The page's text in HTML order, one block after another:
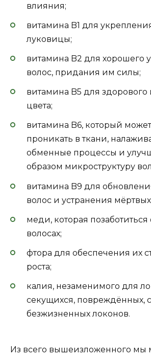
влияния;
витамина B1 для
луковицы;
витамина B2 для хорошего
волос, придания им силы;
витамина B5 для
цвета;
витамина B6, который
проникать в ткани,
обменные процессы и
образом микроструктуру
витамина B9 для
волос и устранения мёртвых
меди, которая
волосах;
фтора для обеспечения их
роста;
калия, незаменимого для
секущихся, повреждённых,
безжизненных локонов.
Из всего вышеизложенного мы